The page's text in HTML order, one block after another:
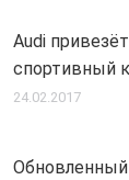
Audi
спортивный
24.02.2017
Обновленный